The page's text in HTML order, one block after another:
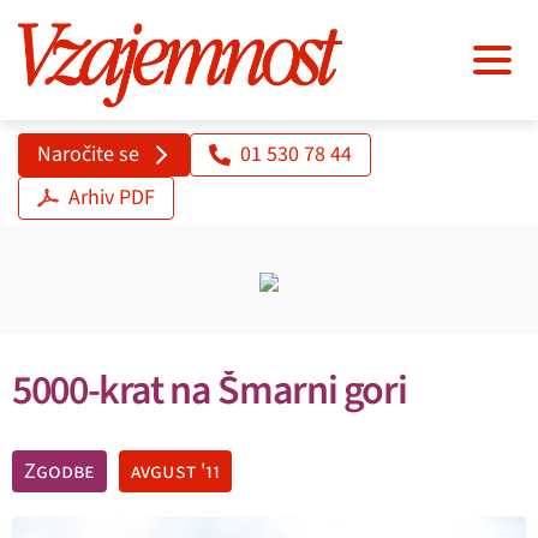
Naročite se
01 530 78 44
Arhiv PDF
5000-krat na Šmarni gori
Zgodbe avgust '11